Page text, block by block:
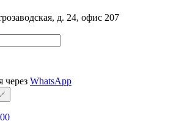
д. 24, офис 207
через WhatsApp